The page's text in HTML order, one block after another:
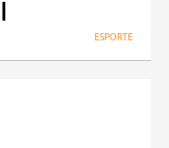
ESPORTE